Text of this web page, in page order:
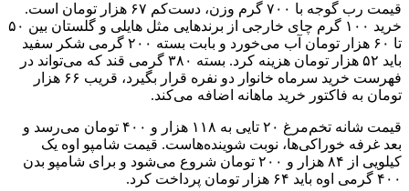
قیمت رب گوجه با ۷۰۰ گرم وزن، دست‌کم ۶۷ هزار تومان است.
خرید ۱۰۰ گرم چای خارجی از برند‌هایی مثل هایلی و گلستان بین ۵۰
تا ۶۰ هزار تومان آب می‌خورد و بابت بسته ۲۰۰ گرمی شکر سفید
باید ۵۲ هزار تومان هزینه کرد. بسته ۳۸۰ گرمی قند که می‌تواند در
فهرست خرید سرماه خانوار دو نفره قرار بگیرد، قریب ۶۶ هزار
تومان به فاکتور خرید ماهانه اضافه می‌کند.
قیمت شانه تخم‌مرغ ۲۰ تایی به ۱۱۸ هزار و ۴۰۰ تومان می‌رسد و
بعد غرفه خوراکی‌ها، نوبت شوینده‌هاست. قیمت شامپو اوه یک
کیلویی از ۸۴ هزار و ۲۰۰ تومان شروع می‌شود و برای شامپو بدن
۴۰۰ گرمی اوه باید ۶۴ هزار تومان پرداخت کرد.